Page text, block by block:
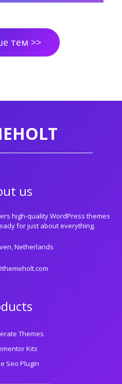
тем >>
us
high-quality WordPress themes
for just about everything.
Netherlands
Themes
Kits
Seo Plugin